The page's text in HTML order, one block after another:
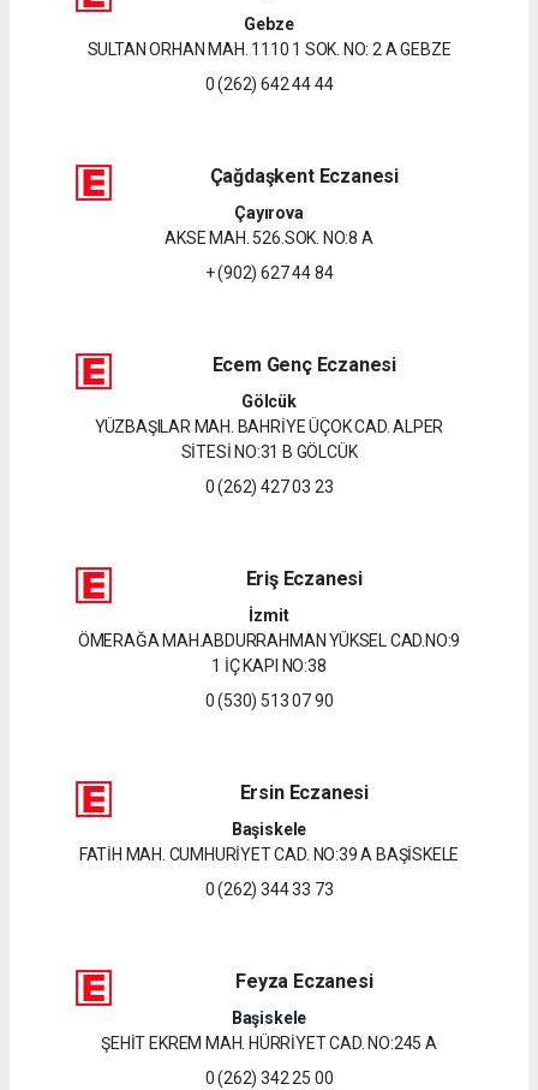
Gebze
SULTAN ORHAN MAH. 1110 1 SOK. NO: 2 A GEBZE
0 (262) 642 44 44
Çağdaşkent Eczanesi
Çayırova
AKSE MAH. 526.SOK. NO:8 A
+ (902) 627 44 84
Ecem Genç Eczanesi
Gölcük
YÜZBAŞILAR MAH. BAHRİYE ÜÇOK CAD. ALPER
SİTESİ NO:31 B GÖLCÜK
0 (262) 427 03 23
Eriş Eczanesi
İzmit
ÖMERAĞA MAH.ABDURRAHMAN YÜKSEL CAD.NO:9
1 İÇ KAPI NO:38
0 (530) 513 07 90
Ersin Eczanesi
Başiskele
FATİH MAH. CUMHURİYET CAD. NO:39 A BAŞİSKELE
0 (262) 344 33 73
Feyza Eczanesi
Başiskele
ŞEHİT EKREM MAH. HÜRRİYET CAD. NO:245 A
0 (262) 342 25 00